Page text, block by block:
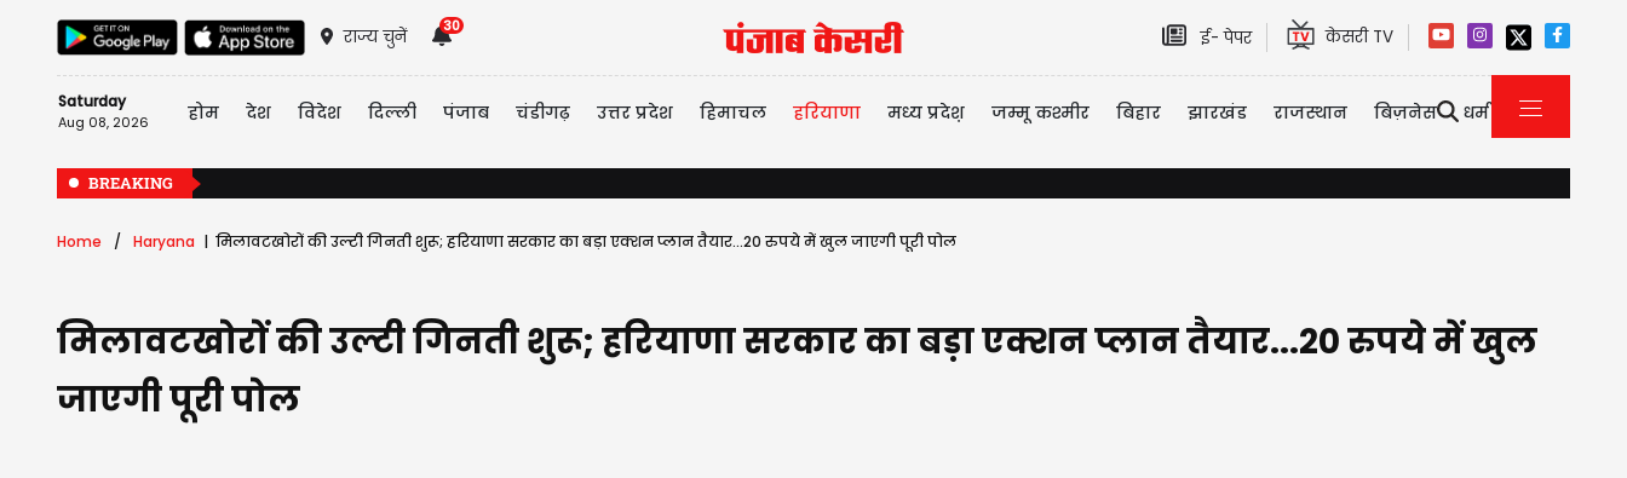
राज्य चुनें
30
ई- पेपर केसरी TV
Saturday
Aug 08, 2026 होम देश विदेश दिल्ली पंजाब चंडीगढ़ उत्तर प्रदेश हिमाचल हरियाणा मध्य प्रदेश़ जम्मू कश्मीर बिहार झारखंड राजस्थान बिज़नेस धर्म
BREAKING
Home Haryana मिलावटखोरों की उल्टी गिनती शुरू; हरियाणा सरकार का बड़ा एक्शन प्लान तैयार...20 रुपये में खुल जाएगी पूरी पोल
मिलावटखोरों की उल्टी गिनती शुरू; हरियाणा सरकार का बड़ा एक्शन प्लान तैयार...20 रुपये में खुल
जाएगी पूरी पोल